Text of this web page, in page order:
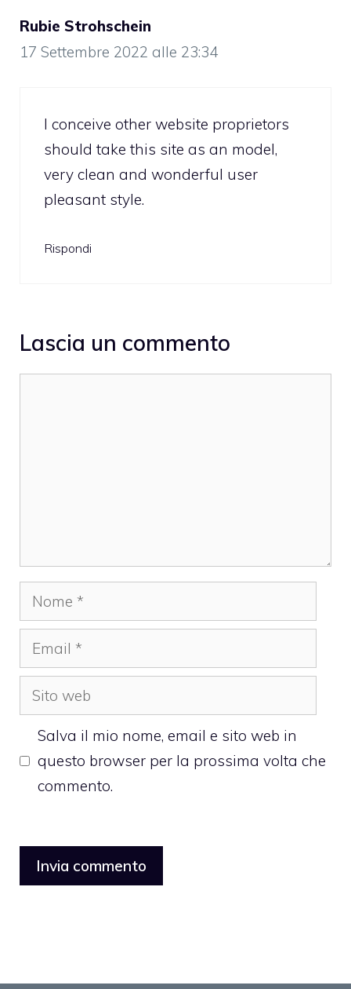
Rubie Strohschein
17 Settembre 2022 alle 23:34
I conceive other website proprietors
should take this site as an model,
very clean and wonderful user
pleasant style.
Rispondi
Lascia un commento
Nome
Email
Sito
web
Salva il mio nome, email e sito web in
questo browser per la prossima volta che
commento.